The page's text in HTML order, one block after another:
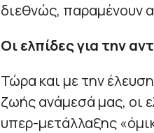
διεθνώς, παραμένουν
Οι ελπίδες για την
Τώρα και με την
ζωής ανάμεσά μας, οι
υπερ-μετάλλαξης